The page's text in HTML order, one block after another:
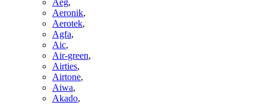
Aeronik,
Aerotek,
Agfa,
Aic,
Air-green,
Airties,
Airtone,
Aiwa,
Akado,